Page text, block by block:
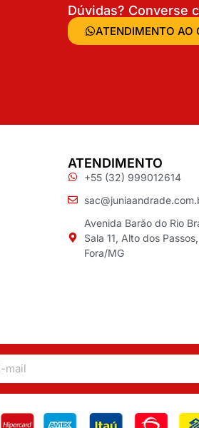
Dúvidas? Converse
ATENDIMENTO AO
ATENDIMENTO
+55 (32) 999012614
Avenida Barão do Rio
Sala 11, Alto dos
Fora/MG